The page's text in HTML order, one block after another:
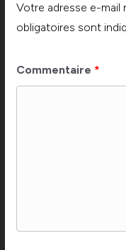
Votre adresse e-mail
obligatoires sont
Commentaire *